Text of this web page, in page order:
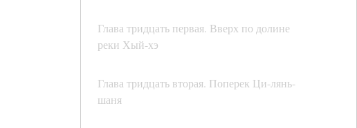
Глава тридцать первая. Вверх по долине
реки Хый-хэ
Глава тридцать вторая. Поперек Ци-лянь-
шаня